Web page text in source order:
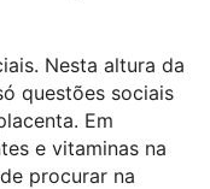
Nesta altura da
questões sociais
Em
e vitaminas na
procurar na